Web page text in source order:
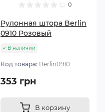
0
Рулонная штора Berlin
0910 Розовый
В наличии
Код товара: Berlin0910
353 грн
В корзину